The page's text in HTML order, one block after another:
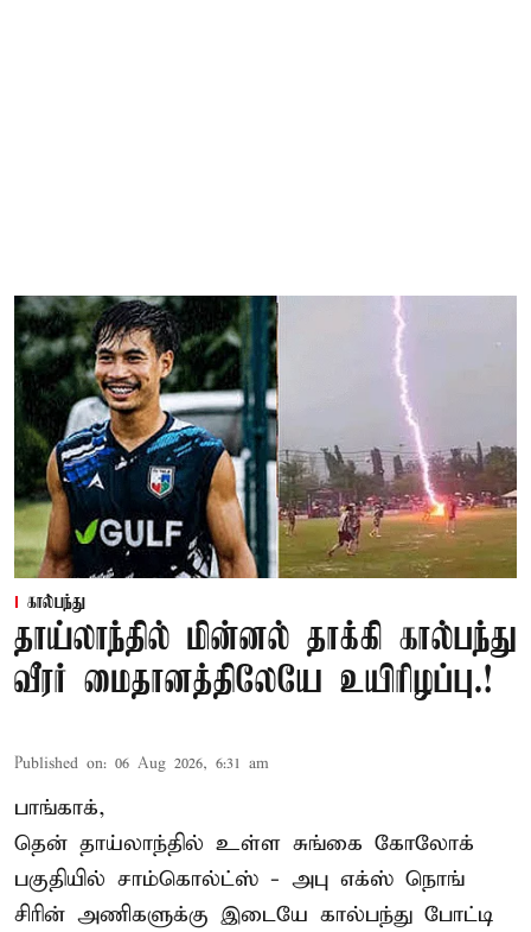
கால்பந்து
தாய்லாந்தில் மின்னல் தாக்கி கால்பந்து
வீரர் மைதானத்திலேயே உயிரிழப்பு.!
Published on: 06 Aug 2026, 6:31 am
பாங்காக்,
தென் தாய்லாந்தில் உள்ள சுங்கை கோலோக்
பகுதியில் சாம்கொல்ட்ஸ் - அபு எக்ஸ் நொங்
சிரின் அணிகளுக்கு இடையே கால்பந்து போட்டி